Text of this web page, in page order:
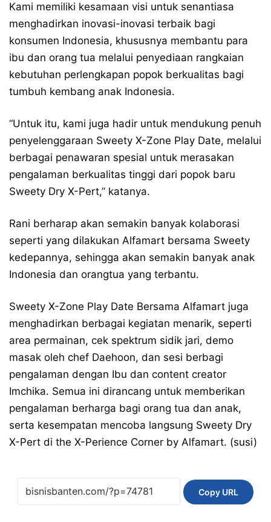
Kami memiliki kesamaan visi untuk senantiasa
menghadirkan inovasi-inovasi terbaik bagi
konsumen Indonesia, khususnya membantu para
ibu dan orang tua melalui penyediaan rangkaian
kebutuhan perlengkapan popok berkualitas bagi
tumbuh kembang anak Indonesia.
“Untuk itu, kami juga hadir untuk mendukung penuh
penyelenggaraan Sweety X-Zone Play Date, melalui
berbagai penawaran spesial untuk merasakan
pengalaman berkualitas tinggi dari popok baru
Sweety Dry X-Pert,” katanya.
Rani berharap akan semakin banyak kolaborasi
seperti yang dilakukan Alfamart bersama Sweety
kedepannya, sehingga akan semakin banyak anak
Indonesia dan orangtua yang terbantu.
Sweety X-Zone Play Date Bersama Alfamart juga
menghadirkan berbagai kegiatan menarik, seperti
area permainan, cek spektrum sidik jari, demo
masak oleh chef Daehoon, dan sesi berbagi
pengalaman dengan Ibu dan content creator
Imchika. Semua ini dirancang untuk memberikan
pengalaman berharga bagi orang tua dan anak,
serta kesempatan mencoba langsung Sweety Dry
X-Pert di the X-Perience Corner by Alfamart. (susi)
Copy URL